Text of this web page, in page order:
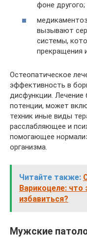
фоне другого;
вызывают
системы,
прекращения
Остеопатическое
эффективность в
дисфункции. Лечение
потенции, может
техник иные виды
расслабляющее и
помогающее
организма.
Читайте также:
Варикоцеле: что
избавиться?
Мужские